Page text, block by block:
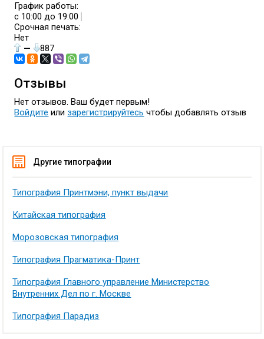
График работы:
с 10:00 до 19:00
Срочная печать:
Нет
—
887
Отзывы
Нет отзывов. Ваш будет первым!
Войдите или зарегистрируйтесь чтобы добавлять отзыв
Другие типографии
Типография Принтмэни, пункт выдачи
Китайская типография
Морозовская типография
Типография Прагматика-Принт
Типография Главного управление Министерство
Внутренних Дел по г. Москве
Типография Парадиз